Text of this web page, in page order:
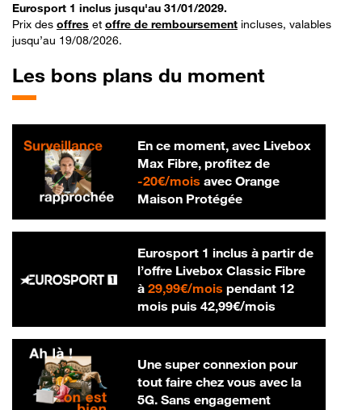
Eurosport 1 inclus jusqu'au 31/01/2029.
Prix des offres et offre de remboursement incluses, valables
jusqu’au 19/08/2026.
Les bons plans du moment
En ce moment, avec Livebox
Max Fibre, profitez de
-20€/mois20 € par mois
avec Orange
Maison Protégée
Eurosport 1 inclus à partir de
l’offre Livebox Classic Fibre
à 29,99€/mois29,99 € par mois
pendant 12
mois puis 42,99€/mois42,99 € par
Une super connexion pour
tout faire chez vous avec la
5G. Sans engagement